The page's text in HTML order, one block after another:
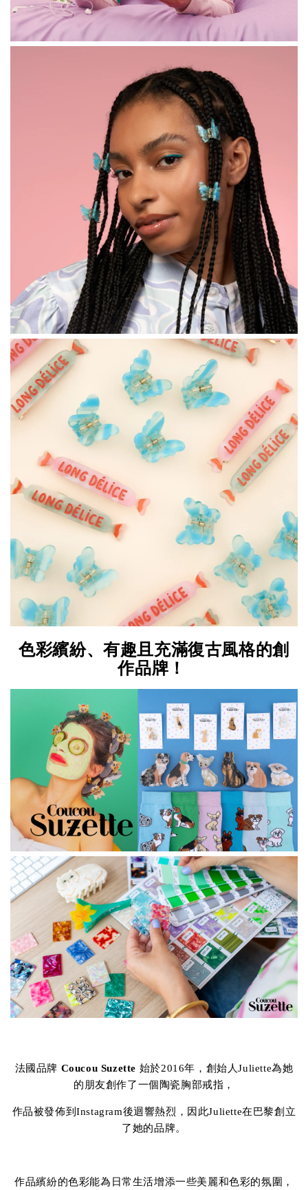
色彩繽紛、有趣且充滿復古風格的創
作品牌！
法國品牌 Coucou Suzette 始於2016年，創始人Juliette為她
的朋友創作了一個陶瓷胸部戒指，
作品被發佈到Instagram後迴響熱烈，因此Juliette在巴黎創立
了她的品牌。
作品繽紛的色彩能為日常生活增添一些美麗和色彩的氛圍，